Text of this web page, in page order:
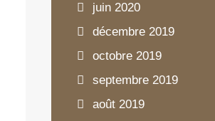
juin 2020
décembre 2019
octobre 2019
septembre 2019
août 2019